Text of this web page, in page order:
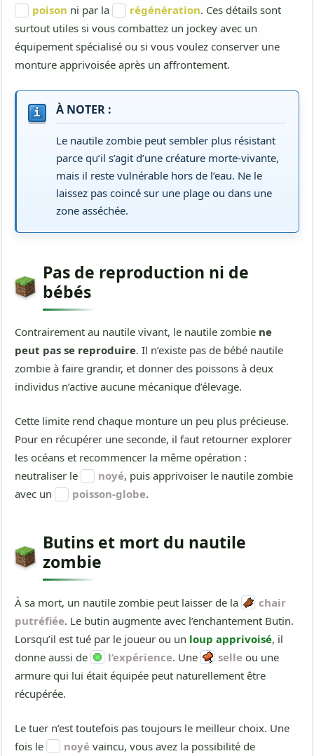
poison ni par la régénération. Ces détails sont
surtout utiles si vous combattez un jockey avec un
équipement spécialisé ou si vous voulez conserver une
monture apprivoisée après un affrontement.
À NOTER :
Le nautile zombie peut sembler plus résistant
parce qu’il s’agit d’une créature morte-vivante,
mais il reste vulnérable hors de l’eau. Ne le
laissez pas coincé sur une plage ou dans une
zone asséchée.
Pas de reproduction ni de
bébés
Contrairement au nautile vivant, le nautile zombie ne
peut pas se reproduire. Il n’existe pas de bébé nautile
zombie à faire grandir, et donner des poissons à deux
individus n’active aucune mécanique d’élevage.
Cette limite rend chaque monture un peu plus précieuse.
Pour en récupérer une seconde, il faut retourner explorer
les océans et recommencer la même opération :
neutraliser le
noyé, puis apprivoiser le nautile zombie
avec un
poisson-globe.
Butins et mort du nautile
zombie
À sa mort, un nautile zombie peut laisser de la
chair
putréfiée. Le butin augmente avec l’enchantement Butin.
Lorsqu’il est tué par le joueur ou un loup apprivoisé, il
donne aussi de
l’expérience. Une selle ou une
armure qui lui était équipée peut naturellement être
récupérée.
Le tuer n’est toutefois pas toujours le meilleur choix. Une
fois le
noyé vaincu, vous avez la possibilité de